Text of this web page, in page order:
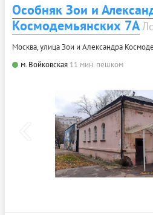
Особняк Зои и
Космодемьянских 7А
Москва, улица Зои и Александра
м. Войковская 11 мин. пешком